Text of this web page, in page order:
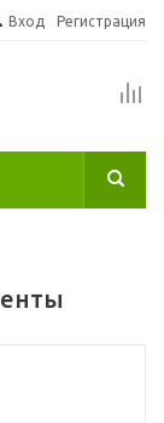
Вход Регистрация